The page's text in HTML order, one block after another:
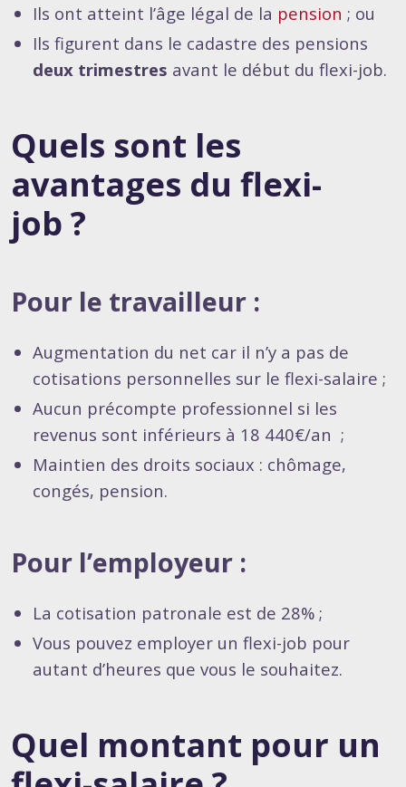
Ils ont atteint l’âge légal de la pension ; ou
Ils figurent dans le cadastre des pensions
deux trimestres avant le début du flexi-job.
Quels sont les
avantages du flexi-
job ?
Pour le travailleur :
Augmentation du net car il n’y a pas de
cotisations personnelles sur le flexi-salaire ;
Aucun précompte professionnel si les
revenus sont inférieurs à 18 440€/an ;
Maintien des droits sociaux : chômage,
congés, pension.
Pour l’employeur :
La cotisation patronale est de 28% ;
Vous pouvez employer un flexi-job pour
autant d’heures que vous le souhaitez.
Quel montant pour un